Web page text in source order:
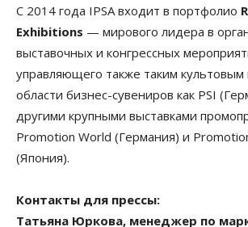
С 2014 года IPSA входит в портфолио
Exhibitions — мирового лидера в
выставочных и конгрессных
управляющего также таким культовым
области бизнес-сувениров как PSI
другими крупными выставками
Promotion World (Германия) и
(Япония).
Контакты для прессы:
Татьяна Юркова, менеджер по